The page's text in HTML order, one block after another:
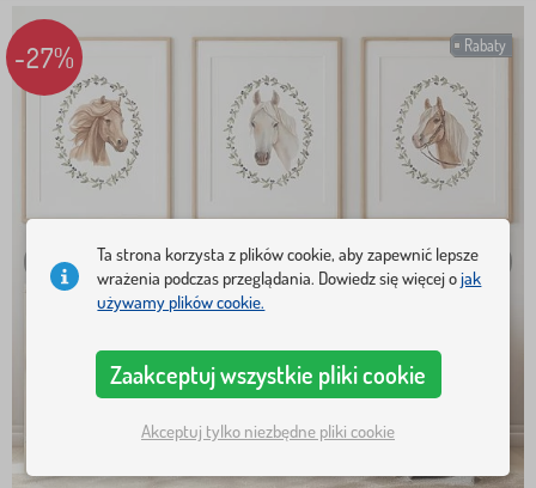
Rabaty
-27%
Ta strona korzysta z plików cookie, aby zapewnić lepsze
wrażenia podczas przeglądania. Dowiedz się więcej ojak
używamy plików cookie.
Zaakceptuj wszystkie pliki cookie
Akceptuj tylko niezbędne pliki cookie